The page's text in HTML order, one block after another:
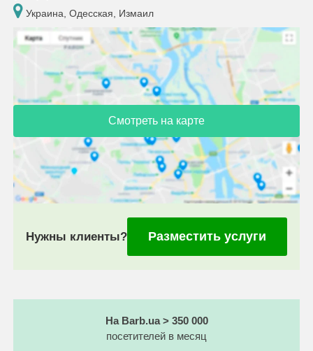
Украина, Одесская, Измаил
Смотреть на карте
Нужны клиенты? Разместить услуги
На Barb.ua > 350 000
посетителей в месяц